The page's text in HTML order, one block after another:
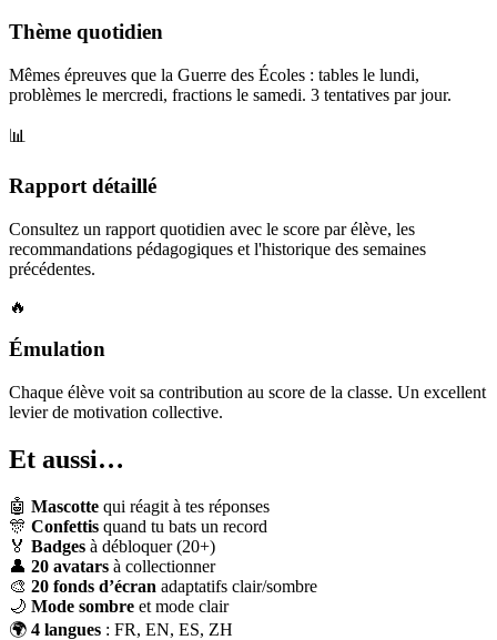
Thème quotidien
Mêmes épreuves que la Guerre des Écoles : tables le lundi,
problèmes le mercredi, fractions le samedi. 3 tentatives par jour.
📊
Rapport détaillé
Consultez un rapport quotidien avec le score par élève, les
recommandations pédagogiques et l'historique des semaines
précédentes.
🔥
Émulation
Chaque élève voit sa contribution au score de la classe. Un excellent
levier de motivation collective.
Et aussi…
🤖 Mascotte qui réagit à tes réponses
🎊 Confettis quand tu bats un record
🏅 Badges à débloquer (20+)
👤 20 avatars à collectionner
🎨 20 fonds d’écran adaptatifs clair/sombre
🌙 Mode sombre et mode clair
🌍 4 langues : FR, EN, ES, ZH